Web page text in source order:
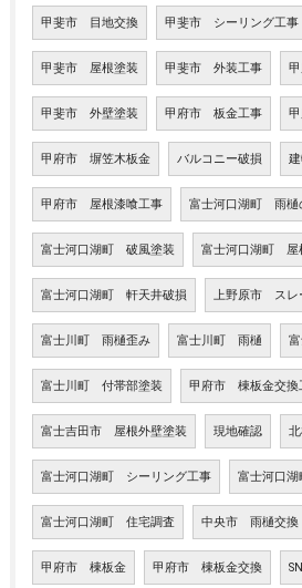
甲斐市 目地交換 甲斐市 シーリング工事
甲斐市 屋根塗装 甲斐市 外装工事
甲斐市 外壁塗装 甲府市 板金工事
甲府市 塀笠木板金 バルコニー破損
甲府市 屋根漆喰工事 富士河口湖町 雨樋
富士河口湖町 破風塗装 富士河口湖町 屋
富士河口湖町 軒天井破損 上野原市 スレ
富士川町 雨樋歪み 富士川町 雨樋
富士川町 付帯部塗装 甲府市 棟板金交換
富士吉田市 屋根外壁塗装 現地確認
富士河口湖町 シーリング工事 富士河口
富士河口湖町 住宅調査 中央市 雨樋交換
甲府市 棟板金 甲府市 棟板金交換